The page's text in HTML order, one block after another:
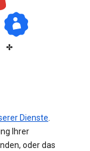
Dienste
Ihrer
oder das